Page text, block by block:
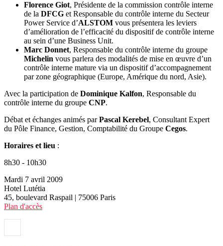
Florence Giot, Présidente de la commission contrôle interne
de la DFCG et Responsable du contrôle interne du Secteur
Power Service d’ALSTOM vous présentera les leviers
d’amélioration de l’efficacité du dispositif de contrôle interne
au sein d’une Business Unit.
Marc Donnet, Responsable du contrôle interne du groupe
Michelin vous parlera des modalités de mise en œuvre d’un
contrôle interne mature via un dispositif d’accompagnement
par zone géographique (Europe, Amérique du nord, Asie).
Avec la participation de Dominique Kalfon, Responsable du
contrôle interne du groupe CNP.
Débat et échanges animés parPascal Kerebel, Consultant Expert
du Pôle Finance, Gestion, Comptabilité du Groupe Cegos.
Horaires et lieu :
8h30 - 10h30
Mardi 7 avril 2009
Hotel Lutétia
45, boulevard Raspail | 75006 Paris
Plan d'accès